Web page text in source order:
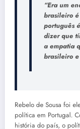
“Era um
brasileiro
português
dizer que
a empatia
brasileiro
Rebelo de Sousa foi
política em Portugal.
história do país, o